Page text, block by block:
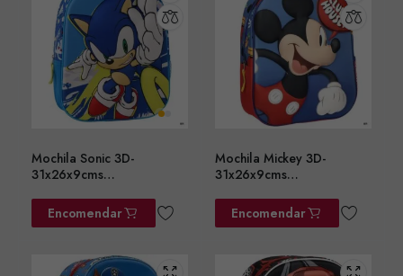
Mochila Sonic 3D-
31x26x9cms
Encomendar
Mochila Mickey 3D-
31x26x9cms
Encomendar